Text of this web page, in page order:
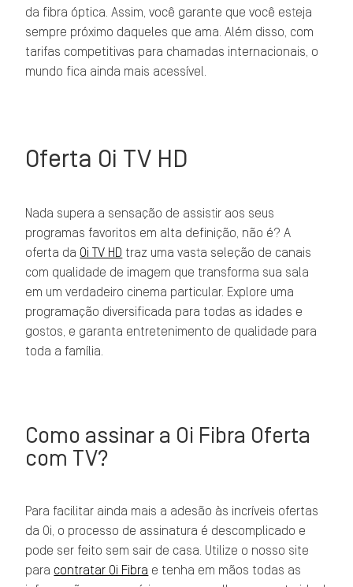
da fibra óptica. Assim, você garante que você esteja
sempre próximo daqueles que ama. Além disso, com
tarifas competitivas para chamadas internacionais, o
mundo fica ainda mais acessível.
Oferta Oi TV HD
Nada supera a sensação de assistir aos seus
programas favoritos em alta definição, não é? A
oferta da Oi TV HD traz uma vasta seleção de canais
com qualidade de imagem que transforma sua sala
em um verdadeiro cinema particular. Explore uma
programação diversificada para todas as idades e
gostos, e garanta entretenimento de qualidade para
toda a família.
Como assinar a Oi Fibra Oferta
com TV?
Para facilitar ainda mais a adesão às incríveis ofertas
da Oi, o processo de assinatura é descomplicado e
pode ser feito sem sair de casa. Utilize o nosso site
para contratar Oi Fibra e tenha em mãos todas as